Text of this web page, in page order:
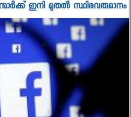
ഇനി മുതൽ സ്ഥിരവരുമാനം